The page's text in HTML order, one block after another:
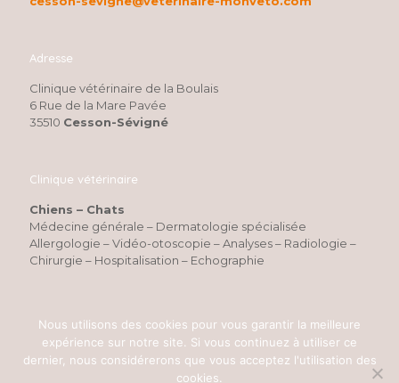
Adresse
Clinique vétérinaire de la Boulais
6 Rue de la Mare Pavée
35510 Cesson-Sévigné
Clinique vétérinaire
Chiens – Chats
Médecine générale – Dermatologie spécialisée
Allergologie – Vidéo-otoscopie – Analyses – Radiologie –
Chirurgie – Hospitalisation – Echographie
Nous utilisons des cookies pour vous garantir la meilleure
expérience sur notre site. Si vous continuez à utiliser ce
dernier, nous considérerons que vous acceptez l'utilisation des
cookies.